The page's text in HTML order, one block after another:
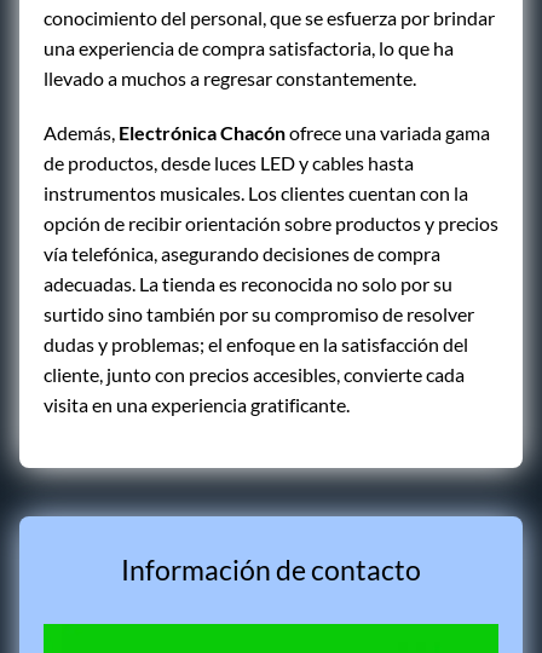
conocimiento del personal, que se esfuerza por brindar
una experiencia de compra satisfactoria, lo que ha
llevado a muchos a regresar constantemente.
Además, Electrónica Chacónofrece una variada gama
de productos, desde luces LED y cables hasta
instrumentos musicales. Los clientes cuentan con la
opción de recibir orientación sobre productos y precios
vía telefónica, asegurando decisiones de compra
adecuadas. La tienda es reconocida no solo por su
surtido sino también por su compromiso de resolver
dudas y problemas; el enfoque en la satisfacción del
cliente, junto con precios accesibles, convierte cada
visita en una experiencia gratificante.
Información de contacto